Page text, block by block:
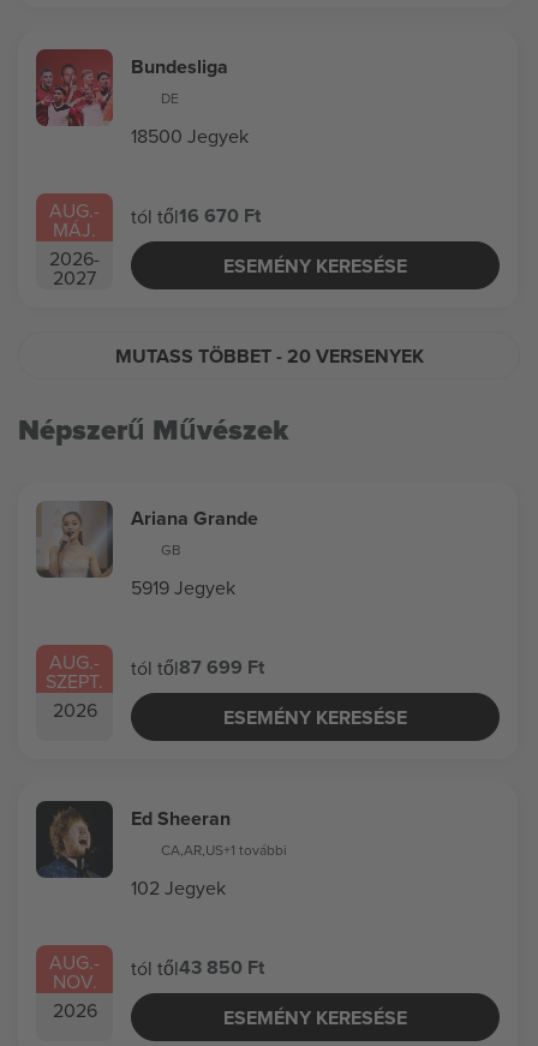
AUG.-
MÁJ.
2026-
2027
Bundesliga
DE
18500 Jegyek
tól től16 670 Ft
ESEMÉNY KERESÉSE
MUTASS TÖBBET- 20 VERSENYEK
Népszerű Művészek
AUG.-
SZEPT.
2026
Ariana Grande
GB
5919 Jegyek
tól től87 699 Ft
ESEMÉNY KERESÉSE
AUG.-
NOV.
2026
Ed Sheeran
CA,AR,US+1 további
102 Jegyek
tól től43 850 Ft
ESEMÉNY KERESÉSE